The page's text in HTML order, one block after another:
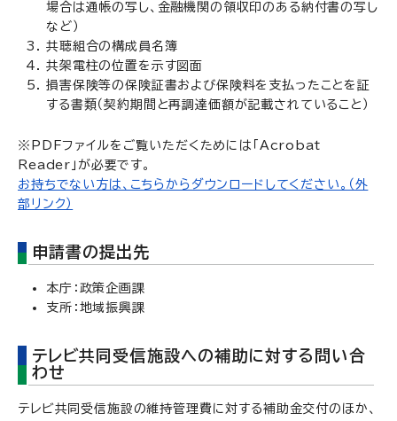
場合は通帳の写し、金融機関の領収印のある納付書の写し
など）
共聴組合の構成員名簿
共架電柱の位置を示す図面
損害保険等の保険証書および保険料を支払ったことを証
する書類（契約期間と再調達価額が記載されていること）
※PDFファイルをご覧いただくためには「Acrobat
Reader」が必要です。
お持ちでない方は、こちらからダウンロードしてください。（外
部リンク）
申請書の提出先
本庁：政策企画課
支所：地域振興課
テレビ共同受信施設への補助に対する問い合
わせ
テレビ共同受信施設の維持管理費に対する補助金交付のほか、